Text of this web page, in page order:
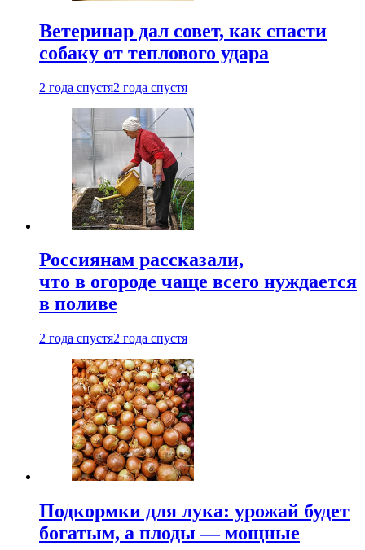
Ветеринар дал совет, как спасти
собаку от теплового удара
2 года спустя2 года спустя
Россиянам рассказали,
что в огороде чаще всего нуждается
в поливе
2 года спустя2 года спустя
Подкормки для лука: урожай будет
богатым, а плоды — мощные